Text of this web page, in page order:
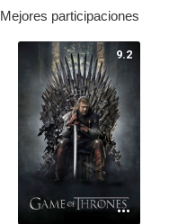
Mejores participaciones
9.2